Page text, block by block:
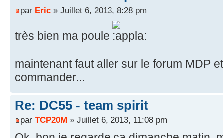
par Eric » Juillet 6, 2013, 8:28 pm
très bien ma poule
maintenant faut aller sur le forum MDP
commander...
Re: DC55 - team spirit
par TCP20M » Juillet 6, 2013, 11:08 pm